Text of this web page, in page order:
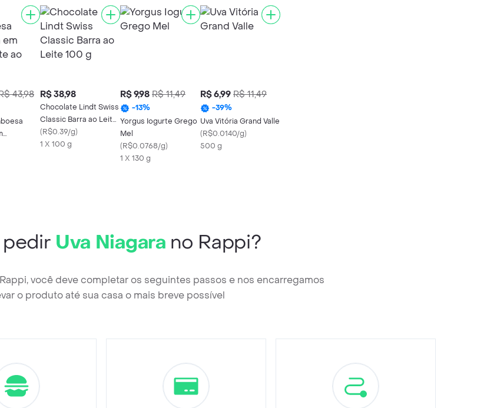
43,98
Leite
R$ 38,98
Chocolate Lindt Swiss
Classic Barra ao Leite
100 g
(R$0.39/g)
1 X 100 g
R$ 9,98 R$ 11,49
-13%
Yorgus Iogurte Grego
Mel
(R$0.0768/g)
1 X 130 g
R$ 6,99 R$ 11,49
-39%
Uva Vitória Grand Valle
(R$0.0140/g)
500 g
Uva Niagara no Rappi?
você deve completar os seguintes passos e nos encarregamos
o produto até sua casa o mais breve possível